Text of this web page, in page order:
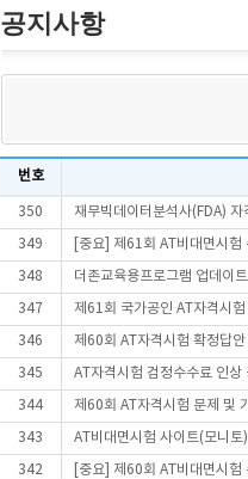
공지사항
번호
350 재무빅데이터분석사(FDA)
349 [중요] 제61회 AT비대면시험
348 더존교육용프로그램 업데이
347 제61회 국가공인 AT자격시
346 제60회 AT자격시험 확정답
345 AT자격시험 검정수수료 인상
344 제60회 AT자격시험 문제 및
343 AT비대면시험 사이트(모니토
342 [중요] 제60회 AT비대면시험